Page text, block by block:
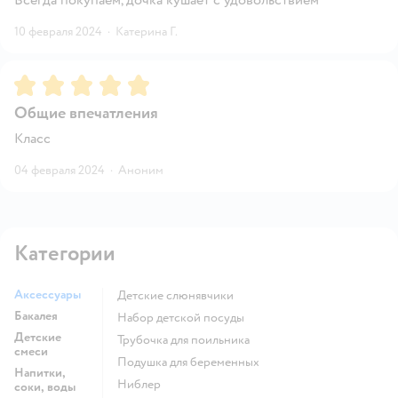
10 февраля 2024 · Катерина Г.
Рейтинг:5
Общие впечатления
Класс
04 февраля 2024 · Аноним
Категории
Аксессуары
Бакалея
Детские
смеси
Напитки,
соки, воды
Детские слюнявчики
набор детской посуды
трубочка для поильника
подушка для беременных
ниблер